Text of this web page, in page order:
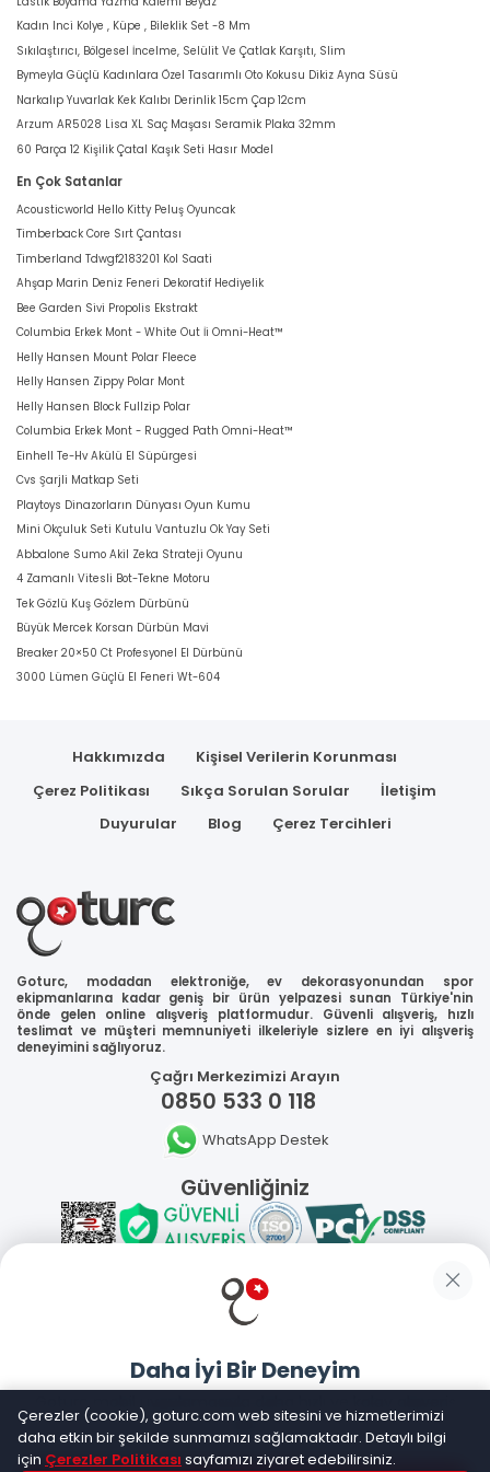
Kadın Inci Kolye , Küpe , Bileklik Set -8 Mm
Sıkılaştırıcı, Bölgesel İncelme, Selülit Ve Çatlak Karşıtı, Slim
Bymeyla Güçlü Kadınlara Özel Tasarımlı Oto Kokusu Dikiz Ayna Süsü
Narkalıp Yuvarlak Kek Kalıbı Derinlik 15cm Çap 12cm
Arzum AR5028 Lisa XL Saç Maşası Seramik Plaka 32mm
60 Parça 12 Kişilik Çatal Kaşık Seti Hasır Model
En Çok Satanlar
Acousticworld Hello Kitty Peluş Oyuncak
Timberback Core Sırt Çantası
Timberland Tdwgf2183201 Kol Saati
Ahşap Marin Deniz Feneri Dekoratif Hediyelik
Bee Garden Sivi Propolis Ekstrakt
Columbia Erkek Mont - White Out İi Omni-Heat™
Helly Hansen Mount Polar Fleece
Helly Hansen Zippy Polar Mont
Helly Hansen Block Fullzip Polar
Columbia Erkek Mont - Rugged Path Omni-Heat™
Einhell Te-Hv Akülü El Süpürgesi
Cvs Şarjli Matkap Seti
Playtoys Dinazorların Dünyası Oyun Kumu
Mini Okçuluk Seti Kutulu Vantuzlu Ok Yay Seti
Abbalone Sumo Akil Zeka Strateji Oyunu
4 Zamanlı Vitesli Bot-Tekne Motoru
Tek Gözlü Kuş Gözlem Dürbünü
Büyük Mercek Korsan Dürbün Mavi
Breaker 20×50 Ct Profesyonel El Dürbünü
3000 Lümen Güçlü El Feneri Wt-604
Hakkımızda
Kişisel Verilerin Korunması
Çerez Politikası
Sıkça Sorulan Sorular
İletişim
Duyurular
Blog Çerez Tercihleri
Goturc, modadan elektroniğe, ev dekorasyonundan spor
ekipmanlarına kadar geniş bir ürün yelpazesi sunan Türkiye'nin
önde gelen online alışveriş platformudur. Güvenli alışveriş, hızlı
teslimat ve müşteri memnuniyeti ilkeleriyle sizlere en iyi alışveriş
deneyimini sağlıyoruz.
Çağrı Merkezimizi Arayın
0850 533 0 118
WhatsApp Destek
Güvenliğiniz
Sosyal Medya
Mobil Uygulamalarımız
Daha İyi Bir Deneyim
Goturc mobil uygulamasıyla daha hızlı ve kolay alışveriş
yapın
Çerezler (cookie), goturc.com web sitesini ve hizmetlerimizi
daha etkin bir şekilde sunmamızı sağlamaktadır. Detaylı bilgi
için Çerezler Politikası sayfamızı ziyaret edebilirsiniz.